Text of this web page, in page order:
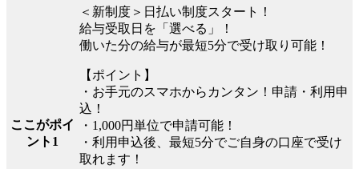
ここがポイ
ント1
＜新制度＞日払い制度スタート！
給与受取日を「選べる」！
働いた分の給与が最短5分で受け取り可能！
【ポイント】
・お手元のスマホからカンタン！申請・利用申
込！
・1,000円単位で申請可能！
・利用申込後、最短5分でご自身の口座で受け
取れます！